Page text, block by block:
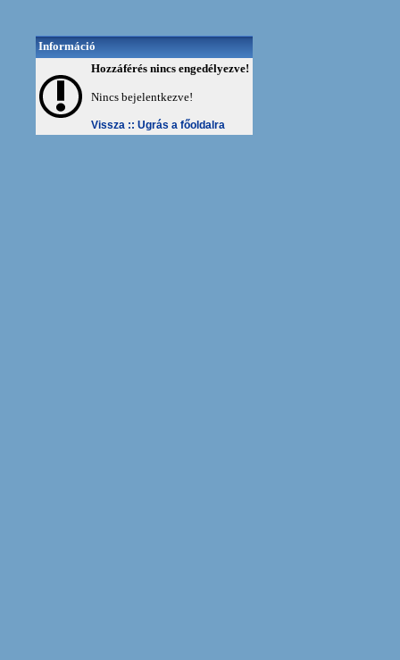
Információ
Hozzáférés nincs engedélyezve!
Nincs bejelentkezve!
Vissza :: Ugrás a főoldalra